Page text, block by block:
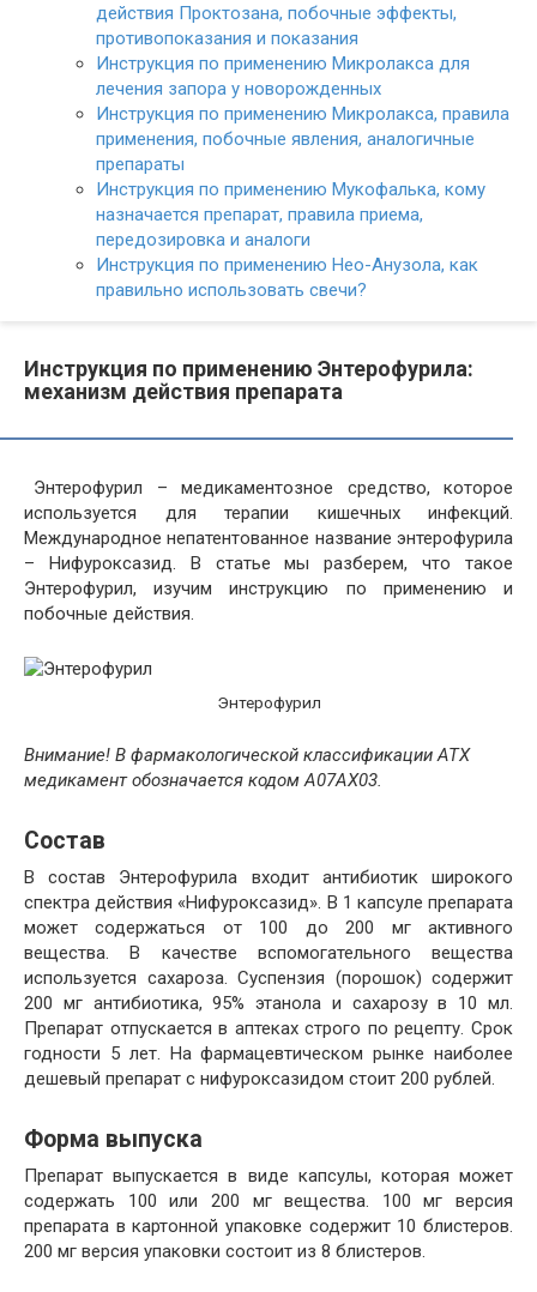
действия Проктозана, побочные эффекты,
противопоказания и показания
Инструкция по применению Микролакса для
лечения запора у новорожденных
Инструкция по применению Микролакса, правила
применения, побочные явления, аналогичные
препараты
Инструкция по применению Мукофалька, кому
назначается препарат, правила приема,
передозировка и аналоги
Инструкция по применению Нео-Анузола, как
правильно использовать свечи?
Инструкция по применению Энтерофурила:
механизм действия препарата
Энтерофурил – медикаментозное средство, которое
используется для терапии кишечных инфекций.
Международное непатентованное название энтерофурила
– Нифуроксазид. В статье мы разберем, что такое
Энтерофурил, изучим инструкцию по применению и
побочные действия.
Энтерофурил
Внимание! В фармакологической классификации АТХ
медикамент обозначается кодом A07AX03.
Состав
В состав Энтерофурила входит антибиотик широкого
спектра действия «Нифуроксазид». В 1 капсуле препарата
может содержаться от 100 до 200 мг активного
вещества. В качестве вспомогательного вещества
используется сахароза. Суспензия (порошок) содержит
200 мг антибиотика, 95% этанола и сахарозу в 10 мл.
Препарат отпускается в аптеках строго по рецепту. Срок
годности 5 лет. На фармацевтическом рынке наиболее
дешевый препарат с нифуроксазидом стоит 200 рублей.
Форма выпуска
Препарат выпускается в виде капсулы, которая может
содержать 100 или 200 мг вещества. 100 мг версия
препарата в картонной упаковке содержит 10 блистеров.
200 мг версия упаковки состоит из 8 блистеров.